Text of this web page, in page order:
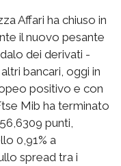
Affari ha chiuso in
il nuovo pesante
dei derivati -
bancari, oggi in
positivo e con
Mib ha terminato
punti,
0,91% a
spread tra i